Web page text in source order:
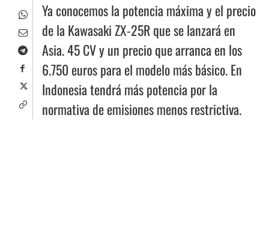
Ya conocemos la potencia máxima y el precio
de la Kawasaki ZX-25R que se lanzará en
Asia. 45 CV y un precio que arranca en los
6.750 euros para el modelo más básico. En
Indonesia tendrá más potencia por la
normativa de emisiones menos restrictiva.